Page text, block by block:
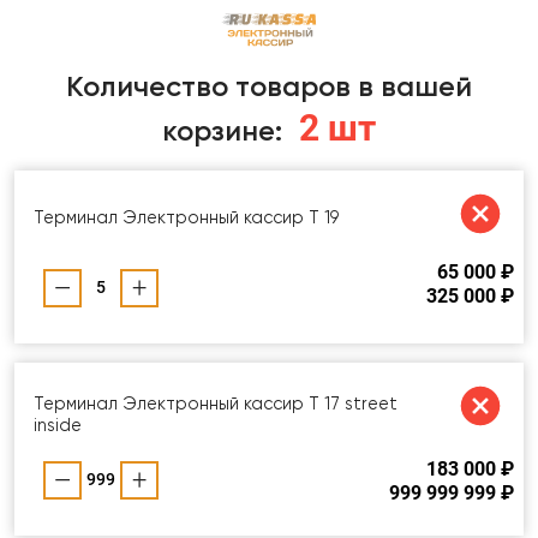
Количество товаров в вашей
корзине: 2 шт
Терминал Электронный кассир T 19
65 000 ₽
5 325 000 ₽
Терминал Электронный кассир T 17 street
inside
183 000 ₽
999
999 999 999 ₽